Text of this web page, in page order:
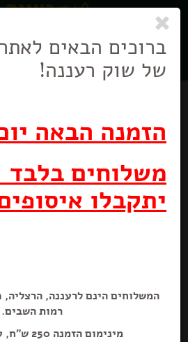
ניווט
בניווט
מבצע
מבצע! משקאות יפאורה 1.5 ל
ברוכים הבאים
של שוק רעננה!
הזמנה הבאה יום
משלוחים
יתקבלו
המשלוחים הינם לרעננה,
רמות השבים.
מינימום הזמנה 250 ש"ח, עלות משלוח: